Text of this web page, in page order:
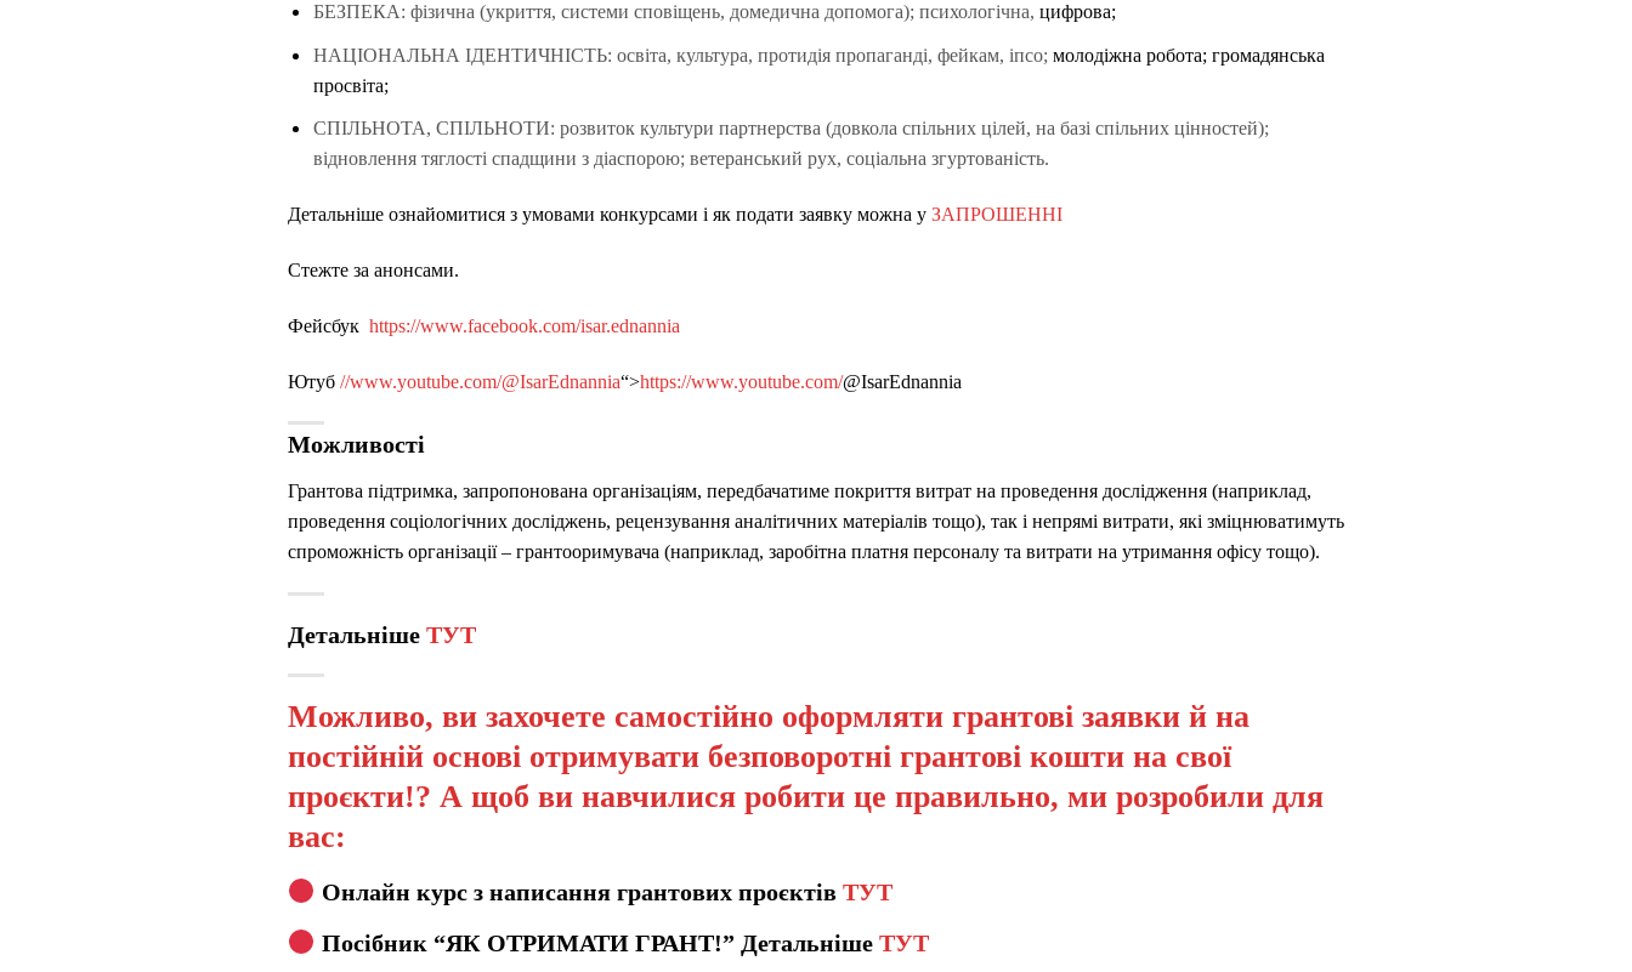
БЕЗПЕКА: фізична (укриття, системи сповіщень, домедична допомога); психологічна, цифрова;
НАЦІОНАЛЬНА ІДЕНТИЧНІСТЬ: освіта, культура, протидія пропаганді, фейкам, іпсо; молодіжна робота; громадянська
просвіта;
СПІЛЬНОТА, СПІЛЬНОТИ: розвиток культури партнерства (довкола спільних цілей, на базі спільних цінностей);
відновлення тяглості спадщини з діаспорою; ветеранський рух, соціальна згуртованість.
Детальніше ознайомитися з умовами конкурсами і як подати заявку можна у ЗАПРОШЕННІ
Стежте за анонсами.
Фейсбук https://www.facebook.com/isar.ednannia
Ютуб //www.youtube.com/@IsarEdnannia“>https://www.youtube.com/@IsarEdnannia
Можливості
Грантова підтримка, запропонована організаціям, передбачатиме покриття витрат на проведення дослідження (наприклад,
проведення соціологічних досліджень, рецензування аналітичних матеріалів тощо), так і непрямі витрати, які зміцнюватимуть
спроможність організації – грантооримувача (наприклад, заробітна платня персоналу та витрати на утримання офісу тощо).
Детальніше ТУТ
Можливо, ви захочете самостійно оформляти грантові заявки й на
постійній основі отримувати безповоротні грантові кошти на свої
проєкти!? А щоб ви навчилися робити це правильно, ми розробили для
вас:
Онлайн курс з написання грантових проєктів ТУТ
Посібник “ЯК ОТРИМАТИ ГРАНТ!” Детальніше ТУТ